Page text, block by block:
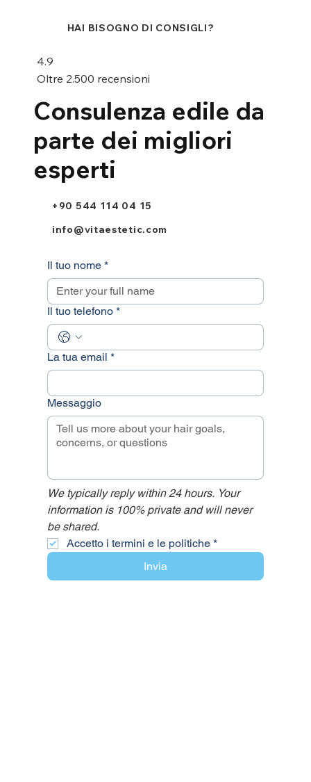
HAI BISOGNO DI CONSIGLI?
4.9
Oltre 2.500 recensioni
Consulenza edile da
parte dei migliori
esperti
+90 544 114 04 15
info@vitaestetic.com
Il tuo nome *
Il tuo telefono *
La tua email *
Messaggio
We typically reply within 24 hours. Your
information is 100% private and will never
be shared.
Accetto i termini e le politiche *
Invia